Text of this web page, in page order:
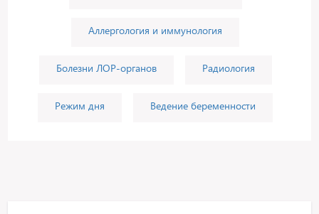
Аллергология и иммунология
Болезни ЛОР-органов Радиология
Режим дня Ведение беременности